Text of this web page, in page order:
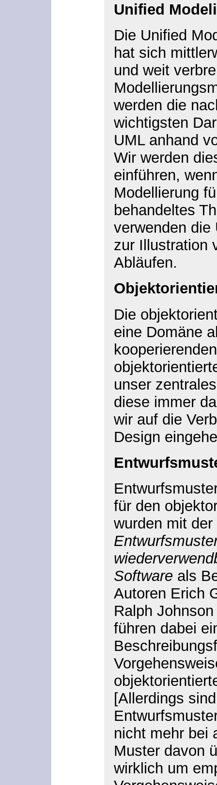
Unified
Die Unified
hat sich
und weit
werden die
wichtigsten
UML anhand
Wir werden
einführen,
Modellierung
behandeltes
verwenden die
zur Illustration
Abläufen.
Die
eine Domäne
unser
diese immer
wir auf die
Design
für den
wurden mit
Software als
Autoren Erich
Ralph
führen dabei
[Allerdings
nicht mehr bei
Muster davon
wirklich um